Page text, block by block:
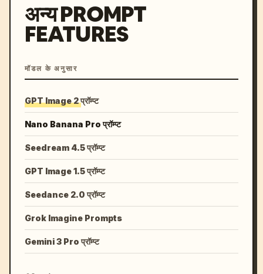
अन्य PROMPT
FEATURES
मॉडल के अनुसार
GPT Image 2 प्रॉम्प्ट
Nano Banana Pro प्रॉम्प्ट
Seedream 4.5 प्रॉम्प्ट
GPT Image 1.5 प्रॉम्प्ट
Seedance 2.0 प्रॉम्प्ट
Grok Imagine Prompts
Gemini 3 Pro प्रॉम्प्ट